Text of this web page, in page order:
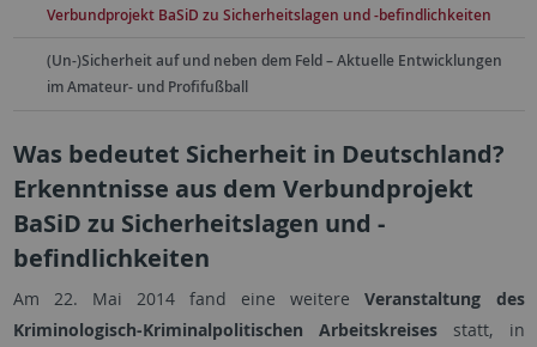
Verbundprojekt BaSiD zu Sicherheitslagen und -befindlichkeiten
(Un-)Sicherheit auf und neben dem Feld – Aktuelle Entwicklungen
im Amateur- und Profifußball
Was bedeutet Sicherheit in Deutschland?
Erkenntnisse aus dem Verbundprojekt
BaSiD zu Sicherheitslagen und -
befindlichkeiten
Am 22. Mai 2014 fand eine weitereVeranstaltung des
Kriminologisch-Kriminalpolitischen Arbeitskreisesstatt, in